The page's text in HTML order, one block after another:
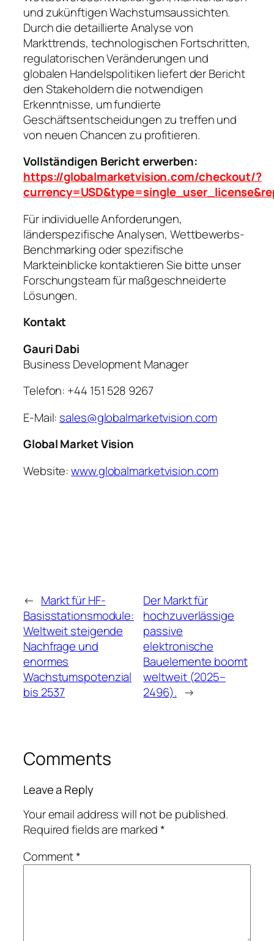
und zukünftigen Wachstumsaussichten.
Durch die detaillierte Analyse von
Markttrends, technologischen Fortschritten,
regulatorischen Veränderungen und
globalen Handelspolitiken liefert der Bericht
den Stakeholdern die notwendigen
Erkenntnisse, um fundierte
Geschäftsentscheidungen zu treffen und
von neuen Chancen zu profitieren.
Vollständigen Bericht erwerben:
https://globalmarketvision.com/checkout/?
Für individuelle Anforderungen,
länderspezifische Analysen, Wettbewerbs-
Benchmarking oder spezifische
Markteinblicke kontaktieren Sie bitte unser
Forschungsteam für maßgeschneiderte
Lösungen.
Kontakt
Gauri Dabi
Business Development Manager
Telefon: +44 151 528 9267
E-Mail: sales@globalmarketvision.com
Global Market Vision
Website:www.globalmarketvision.com
← Markt für HF-
Basisstationsmodule:
Weltweit steigende
Nachfrage und
enormes
Wachstumspotenzial
bis 2537
Der Markt für
hochzuverlässige
passive
elektronische
Bauelemente boomt
weltweit (2025–
2496). →
Comments
Leave a Reply
Your email address will not be published.
Required fields are marked*
Comment*